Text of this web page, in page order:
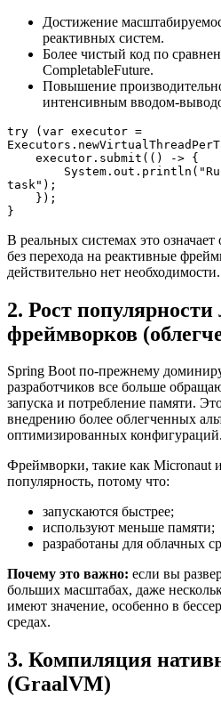
Достижение
реактивных систем.
Более чистый код по
CompletableFuture.
Повышение
интенсивным вводом-
try (var executor =
task");
}
В реальных системах это означает
без перехода на реактивные
действительно нет необходимости.
2. Рост
фреймворков
Spring Boot по-прежнему
разработчиков все больше
запуска и потребление памяти.
внедрению более облегченных
оптимизированных конфигураций.
Фреймворки, такие как Micronaut
популярность, потому что:
запускаются быстрее;
используют меньше памяти;
разработаны для облачных
Почему это важно: если вы
больших масштабах, даже
имеют значение, особенно в
средах.
3. Компиляция
(GraalVM)